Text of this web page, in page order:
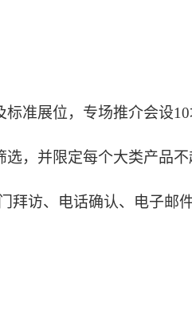
标准展位，专场推介会设
，并限定每个大类产品不
拜访、电话确认、电子邮